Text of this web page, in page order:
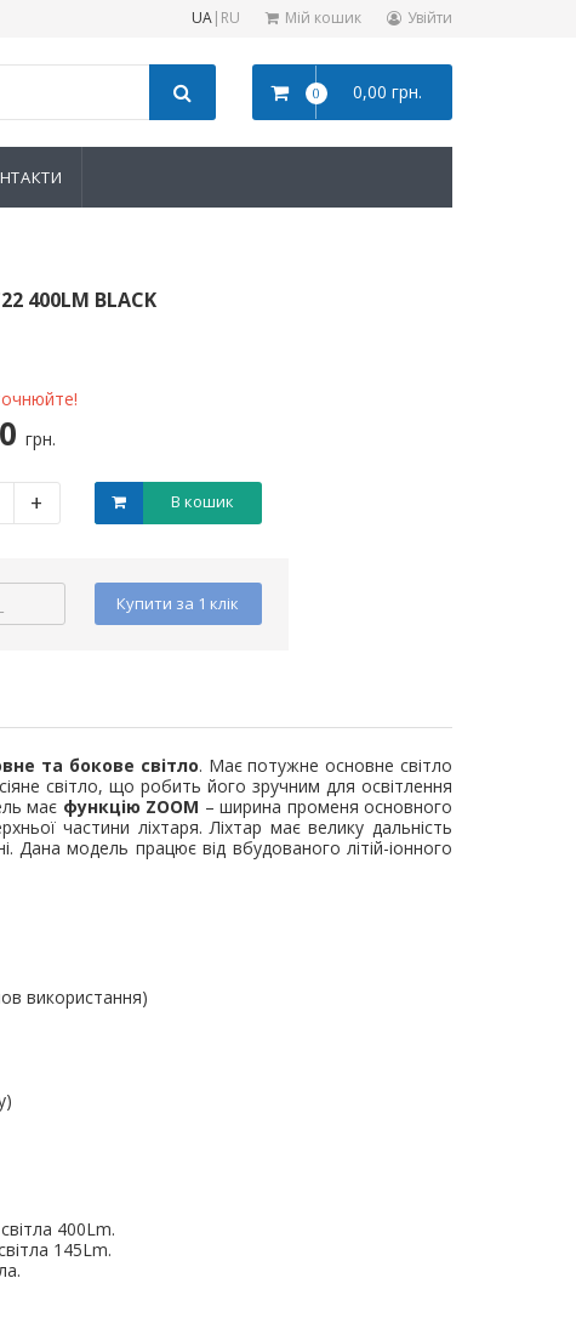
UA| RU Мій кошик Увійти
0 0,00 грн.
0,00 грн.
400LM BLACK
грн.
+ В кошик
Купити за 1 клiк
та бокове світло. Має потужне основне світло
світло, що робить його зручним для освітлення
має функцію ZOOM – ширина променя основного
частини ліхтаря. Ліхтар має велику дальність
Дана модель працює від вбудованого літій-іонного
використання)
400Lm.
145Lm.